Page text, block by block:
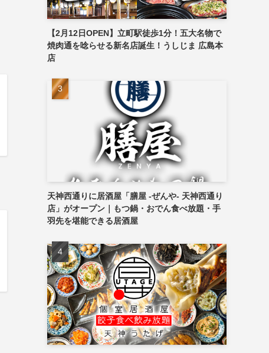
【2月12日OPEN】立町駅徒歩1分！五大名物で
焼肉通を唸らせる新名店誕生！うしじま 広島本
店
天神西通りに居酒屋「膳屋 -ぜんや- 天神西通り
店」がオープン｜もつ鍋・おでん食べ放題・手
羽先を堪能できる居酒屋